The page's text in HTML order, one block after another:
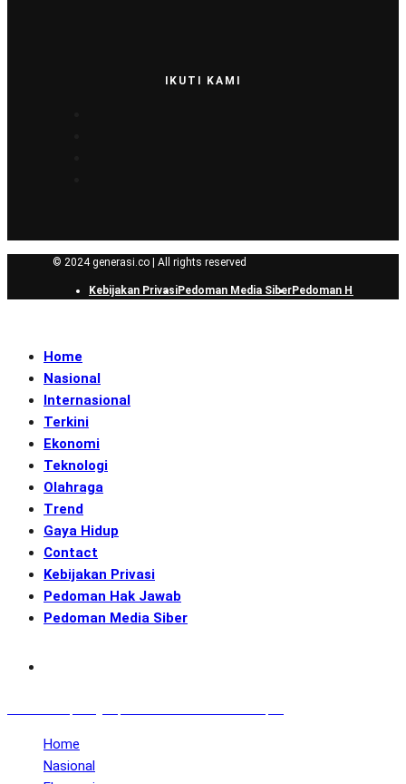
IKUTI KAMI
© 2024 generasi.co | All rights reserved
Kebijakan PrivasiPedoman Media SiberPedoman Hak Jawab
Home
Nasional
Internasional
Terkini
Ekonomi
Teknologi
Olahraga
Trend
Gaya Hidup
Contact
Kebijakan Privasi
Pedoman Hak Jawab
Pedoman Media Siber
Home
Nasional